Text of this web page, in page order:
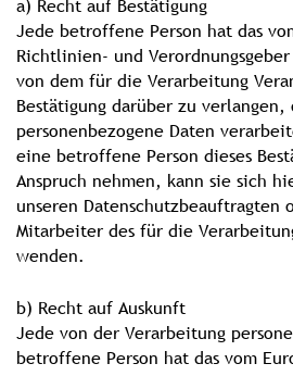
a) Recht auf Bestätigung
Jede betroffene Person hat das
Richtlinien- und
von dem für die Verarbeitung
Bestätigung darüber zu
personenbezogene Daten
eine betroffene Person dieses
Anspruch nehmen, kann sie sich
unseren Datenschutzbeauftragten
Mitarbeiter des für die
wenden.
b) Recht auf Auskunft
Jede von der Verarbeitung
betroffene Person hat das vom